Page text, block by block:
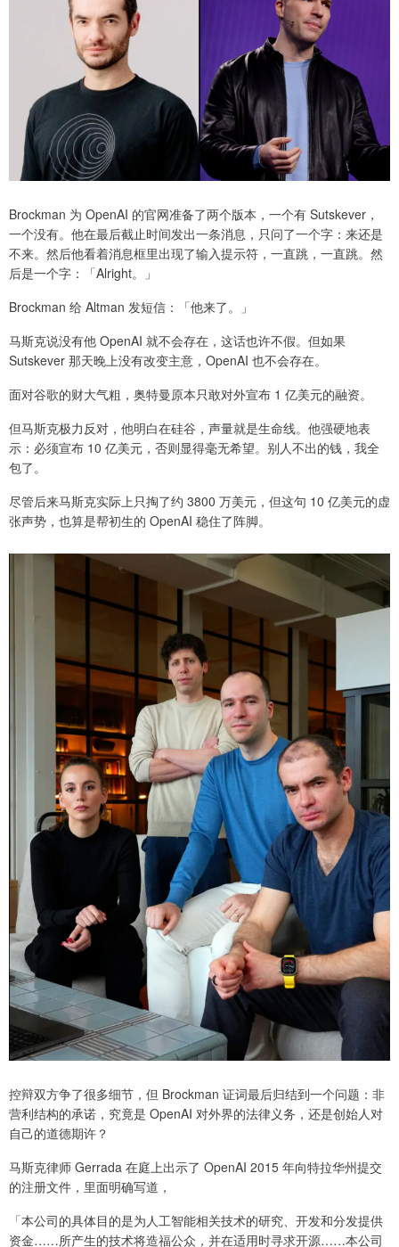
Brockman 为 OpenAI 的官网准备了两个版本，一个有 Sutskever，
一个没有。他在最后截止时间发出一条消息，只问了一个字：来还是
不来。然后他看着消息框里出现了输入提示符，一直跳，一直跳。然
后是一个字：「Alright。」
Brockman 给 Altman 发短信：「他来了。」
马斯克说没有他 OpenAI 就不会存在，这话也许不假。但如果
Sutskever 那天晚上没有改变主意，OpenAI 也不会存在。
面对谷歌的财大气粗，奥特曼原本只敢对外宣布 1 亿美元的融资。
但马斯克极力反对，他明白在硅谷，声量就是生命线。他强硬地表
示：必须宣布 10 亿美元，否则显得毫无希望。别人不出的钱，我全
包了。
尽管后来马斯克实际上只掏了约 3800 万美元，但这句 10 亿美元的虚
张声势，也算是帮初生的 OpenAI 稳住了阵脚。
控辩双方争了很多细节，但 Brockman 证词最后归结到一个问题：非
营利结构的承诺，究竟是 OpenAI 对外界的法律义务，还是创始人对
自己的道德期许？
马斯克律师 Gerrada 在庭上出示了 OpenAI 2015 年向特拉华州提交
的注册文件，里面明确写道，
「本公司的具体目的是为人工智能相关技术的研究、开发和分发提供
资金……所产生的技术将造福公众，并在适用时寻求开源……本公司